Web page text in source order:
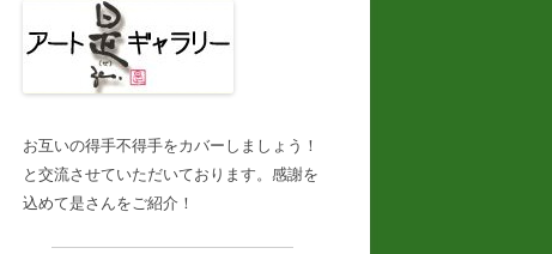
お互いの得手不得手をカバーしましょう！
と交流させていただいております。感謝を
込めて是さんをご紹介！